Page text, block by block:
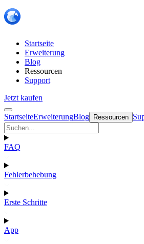
Startseite
Erweiterung
Blog
Ressourcen
Support
Jetzt kaufen
StartseiteErweiterungBlog Ressourcen
FAQ
Fehlerbehebung
Erste Schritte
App